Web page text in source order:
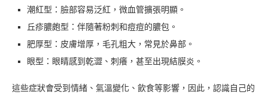
潮紅型：臉部容易泛紅，微血管擴張明顯。
丘疹膿皰型：伴隨著粉刺和痘痘的膿包。
肥厚型：皮膚增厚，毛孔粗大，常見於鼻部。
眼型：眼睛感到乾澀、刺癢，甚至出現結膜炎。
這些症狀會受到情緒、氣溫變化、飲食等影響，因此，認識自己的